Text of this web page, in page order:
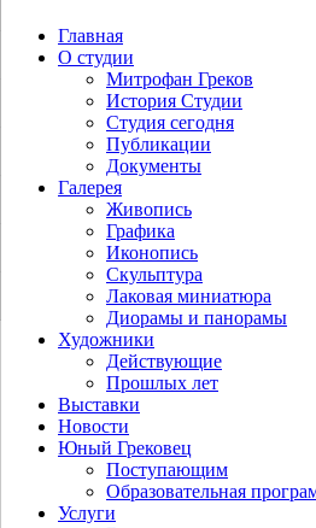
Главная
О студии
Митрофан Греков
История Студии
Студия сегодня
Публикации
Документы
Галерея
Живопись
Графика
Иконопись
Скульптура
Лаковая миниатюра
Диорамы и панорамы
Художники
Действующие
Прошлых лет
Выставки
Новости
Юный Грековец
Поступающим
Образовательная
Услуги